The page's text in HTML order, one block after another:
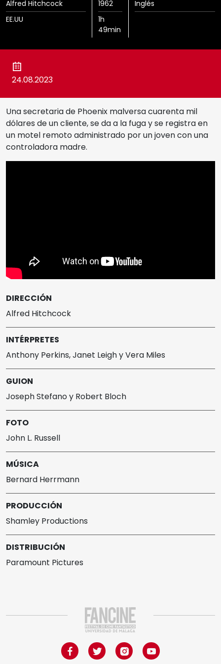
Sedes
Videos
Cine Albéniz
Salón de Actos E.T.S.I.
Alfred Hitchcock
EE.UU
1962
1h
49min
Inglés
24.08.2023
Una secretaria de Phoenix malversa cuarenta mil
dólares de un cliente, se da a la fuga y se registra en
un motel remoto administrado por un joven con una
controladora madre.
DIRECCIÓN
Alfred Hitchcock
INTÉRPRETES
Anthony Perkins, Janet Leigh y Vera Miles
GUION
Joseph Stefano y Robert Bloch
FOTO
John L. Russell
MÚSICA
Bernard Herrmann
PRODUCCIÓN
Shamley Productions
DISTRIBUCIÓN
Paramount Pictures